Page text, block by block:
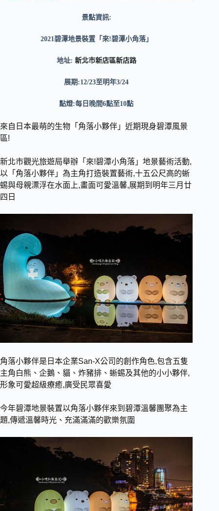
景點資訊:
2021 碧潭地景裝置「來!碧潭小角落」
地址: 新北市新店區新店路
展期:12/23至明年3/24
點燈:每日晚間6點至10點
來自日本最萌的生物「角落小夥伴」近期現身碧潭風景
區!
新北市觀光旅遊局舉辦「來!碧潭小角落」地景藝術活動,
以「角落小夥伴」為主角打造裝置藝術,十五公尺高的蜥
蜴與母親漂浮在水面上,畫面可愛溫馨,展期到明年三月廿
四日
角落小夥伴是日本企業San-X公司的創作角色,包含五隻
主角白熊、企鵝、貓、炸豬排、蜥蜴及其他的小小夥伴,
形象可愛超級療癒,廣受民眾喜愛
今年碧潭地景裝置以角落小夥伴來到碧潭溫馨團聚為主
題,傳遞溫馨時光、充滿滿滿的歡樂氛圍